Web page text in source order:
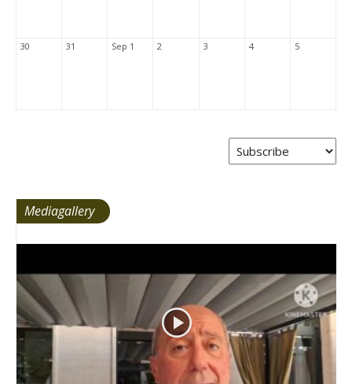
30 31 Sep 1 2 3 4 5
Mediagallery